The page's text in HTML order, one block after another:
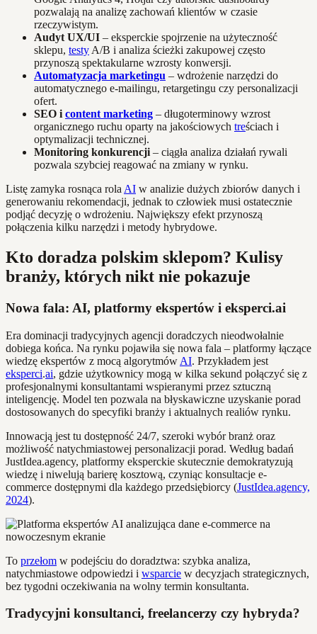
pozwalają na analizę zachowań klientów w czasie
rzeczywistym.
Audyt UX/UI – eksperckie spojrzenie na użyteczność
sklepu, testy A/B i analiza ścieżki zakupowej często
przynoszą spektakularne wzrosty konwersji.
Automatyzacja marketingu – wdrożenie narzędzi do
automatycznego e-mailingu, retargetingu czy personalizacji
ofert.
SEO i content marketing – długoterminowy wzrost
organicznego ruchu oparty na jakościowych treściach i
optymalizacji technicznej.
Monitoring konkurencji – ciągła analiza działań rywali
pozwala szybciej reagować na zmiany w rynku.
Listę zamyka rosnąca rola AI w analizie dużych zbiorów danych i
generowaniu rekomendacji, jednak to człowiek musi ostatecznie
podjąć decyzję o wdrożeniu. Największy efekt przynoszą
połączenia kilku narzędzi i metody hybrydowe.
Kto doradza polskim sklepom? Kulisy
branży, których nikt nie pokazuje
Nowa fala: AI, platformy ekspertów i eksperci.ai
Era dominacji tradycyjnych agencji doradczych nieodwołalnie
dobiega końca. Na rynku pojawiła się nowa fala – platformy łączące
wiedzę ekspertów z mocą algorytmów AI. Przykładem jest
eksperci.ai, gdzie użytkownicy mogą w kilka sekund połączyć się z
profesjonalnymi konsultantami wspieranymi przez sztuczną
inteligencję. Model ten pozwala na błyskawiczne uzyskanie porad
dostosowanych do specyfiki branży i aktualnych realiów rynku.
Innowacją jest tu dostępność 24/7, szeroki wybór branż oraz
możliwość natychmiastowej personalizacji porad. Według badań
JustIdea.agency, platformy eksperckie skutecznie demokratyzują
wiedzę i niwelują barierę kosztową, czyniąc konsultacje e-
commerce dostępnymi dla każdego przedsiębiorcy (JustIdea.agency,
2024).
To przełom w podejściu do doradztwa: szybka analiza,
natychmiastowe odpowiedzi i wsparcie w decyzjach strategicznych,
bez tygodni oczekiwania na wolny termin konsultanta.
Tradycyjni konsultanci, freelancerzy czy hybryda?